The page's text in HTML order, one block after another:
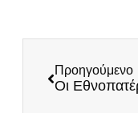
Προηγούμενο